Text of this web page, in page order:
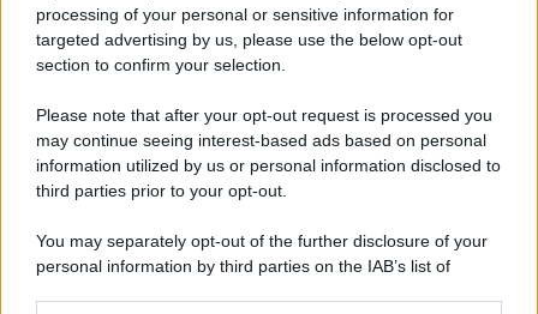
processing of your personal or sensitive information for
targeted advertising by us, please use the below opt-out
section to confirm your selection.
Please note that after your opt-out request is processed you
may continue seeing interest-based ads based on personal
information utilized by us or personal information disclosed to
third parties prior to your opt-out.
You may separately opt-out of the further disclosure of your
personal information by third parties on the IAB’s list of
© 2026 - Pianeta Design - P.IVA 04827280654 - Testata
Registrata Al Tribunale Di Nocera Inferiore N. 8/2020 - RG N.
ISCRIZIONE AL ROC N. 35792 – ISCRITTA ALL’ANSO
(ASSOCIAZIONE NAZIONALE STAMPA ONLINE)
PREFERENZE PRIVACY